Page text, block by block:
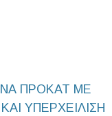
ΠΡΟΚΆΤ ΜΕ
ΚΑΙ ΥΠΕΡΧΕΊΛΙΣΗ